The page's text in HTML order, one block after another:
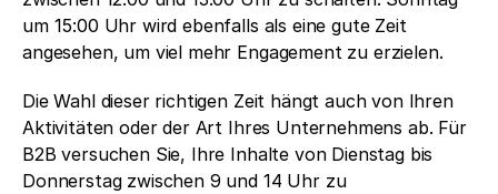
um 15:00 Uhr wird ebenfalls als eine gute Zeit
angesehen, um viel mehr Engagement zu erzielen.
Die Wahl dieser richtigen Zeit hängt auch von Ihren
Aktivitäten oder der Art Ihres Unternehmens ab. Für
B2B versuchen Sie, Ihre Inhalte von Dienstag bis
Donnerstag zwischen 9 und 14 Uhr zu